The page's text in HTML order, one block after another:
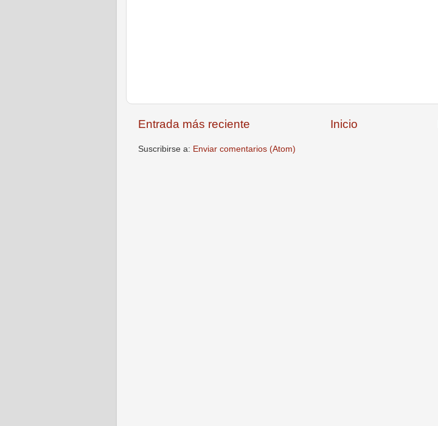
Entrada más reciente Inicio
Suscribirse a: Enviar comentarios (Atom)